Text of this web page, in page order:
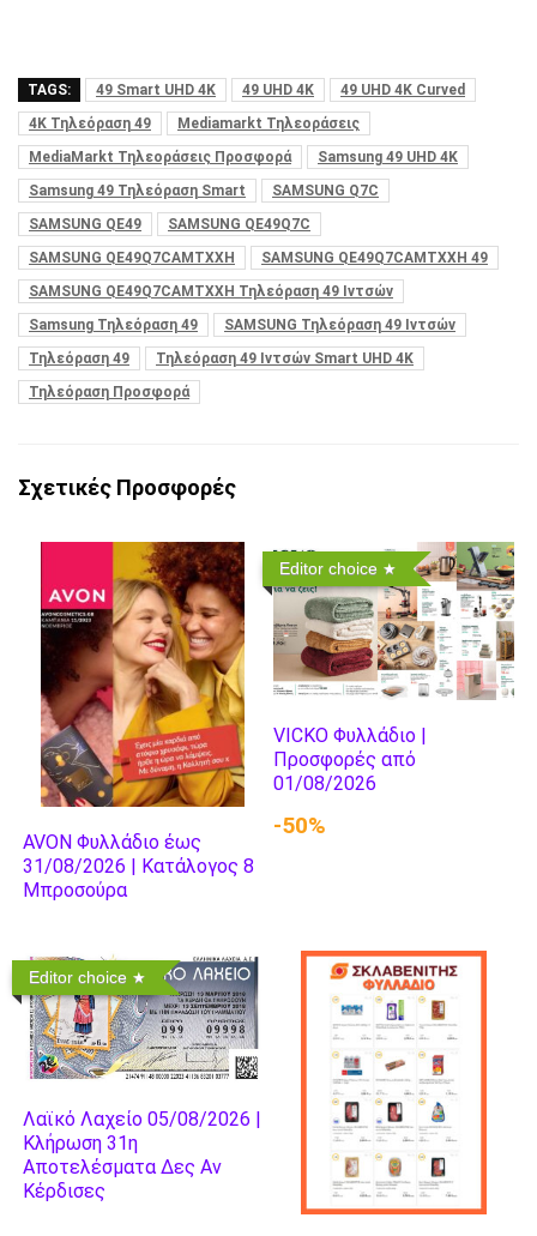
TAGS: 49 Smart UHD 4K 49 UHD 4K
49 UHD 4K Curved
4Κ Τηλεόραση 49
Mediamarkt Τηλεοράσεις
MediaMarkt Τηλεοράσεις Προσφορά
Samsung 49 UHD 4K
Samsung 49 Τηλεόραση Smart
SAMSUNG Q7C
SAMSUNG QE49
SAMSUNG QE49Q7C
SAMSUNG QE49Q7CAMTXXH
SAMSUNG QE49Q7CAMTXXH 49
SAMSUNG QE49Q7CAMTXXH Τηλεόραση 49 Ιντσών
Samsung Τηλεόραση 49
SAMSUNG Τηλεόραση 49 Ιντσών
Τηλεόραση 49
Τηλεόραση 49 Ιντσών Smart UHD 4K
Τηλεόραση Προσφορά
Σχετικές Προσφορές
AVON Φυλλάδιο έως
31/08/2026 | Κατάλογος 8
Μπροσούρα
Editor choice
VICKO Φυλλάδιο |
Προσφορές από
01/08/2026
-50%
Editor choice
Λαϊκό Λαχείο 05/08/2026 |
Κλήρωση 31η
Αποτελέσματα Δες Αν
Κέρδισες